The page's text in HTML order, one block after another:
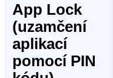
App Lock
(uzamčení
aplikací
pomocí PIN